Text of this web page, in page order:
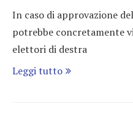
In caso di approvazione
potrebbe concretamente
elettori di destra
Leggi tutto